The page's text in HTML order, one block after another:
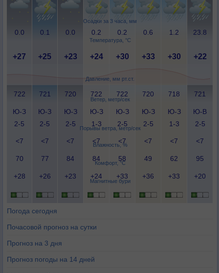
Осадки за 3 часа, мм
Температура, °C
Давление, мм рт.ст.
Ветер, метр/сек
Порывы ветра, метр/сек
Влажность, %
Комфорт, °C
Магнитные бури
0.0 0.1 0.0 0.2 0.2 0.6 1.2 23.8
+27 +25 +23 +24 +30 +33 +30 +22
722 721 720 722 722 720 718 721
Ю-З
2-5
Ю-З
2-5
Ю-З
2-5
Ю-З
1-3
Ю-З
2-5
Ю-З
2-5
Ю-З
1-3
Ю-В
2-5
<7 <7 <7 <7 <7 <7 <7 <7
70 77 84 84 58 49 62 95
+28 +26 +23 +24 +33 +36 +33 +20
Погода сегодня
Почасовой прогноз на сутки
Прогноз на 3 дня
Прогноз погоды на 14 дней